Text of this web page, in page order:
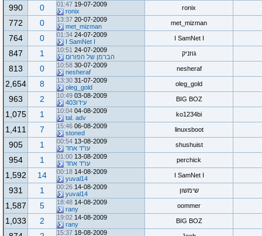
ronix
19-07-2009
01:47
ronix
0
990
met_mizman
20-07-2009
13:37
met_mizman
0
772
I SamNet I
24-07-2009
01:34
I SamNet I
0
764
גוזניק 24-07-2009
10:51
הברמן של הפורום
1
847
nesheraf
30-07-2009
10:58
nesheraf
0
813
oleg_gold
31-07-2009
13:30
oleg_gold
8
2,654
BIG BOZ
03-08-2009
10:49
עידו403
2
963
ko1234bi
04-08-2009
10:04
tal. adv
1
1,075
linuxsboot
06-08-2009
15:46
stoned
7
1,411
shushuist
13-08-2009
00:54
עו"ד אחד
1
905
perchick
13-08-2009
01:00
עו"ד אחד
1
954
I SamNet I
14-08-2009
00:18
yuval14
14
1,592
שימשון 14-08-2009
00:26
yuval14
1
931
oommer
14-08-2009
18:48
rany
5
1,587
BIG BOZ
14-08-2009
19:02
rany
2
1,033
18-08-2009
15:37